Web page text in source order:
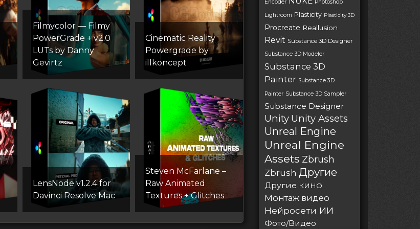
Filmycolor — Filmy
PowerGrade + v2.0
LUTs by Danny
Gevirtz
Cinematic Reality
Powergrade by
illkoncept
LensNode v1.2.4 for
Davinci Resolve Mac
Steven McFarlane –
Raw Animated
Textures + Glitches
Encoder
Photoshop
Lightroom Plasticity Plasticity 3D
Procreate Reallusion
Revit Substance 3D Designer
Substance 3D Modeler
Substance 3D
Painter Substance 3D
Painter Substance 3D Sampler
Substance Designer
Unity Unity Assets
Unreal Engine
Unreal Engine
Assets Zbrush
Zbrush Другие
Другие КИНО
Монтаж видео
Нейросети ИИ
Фото/Видео